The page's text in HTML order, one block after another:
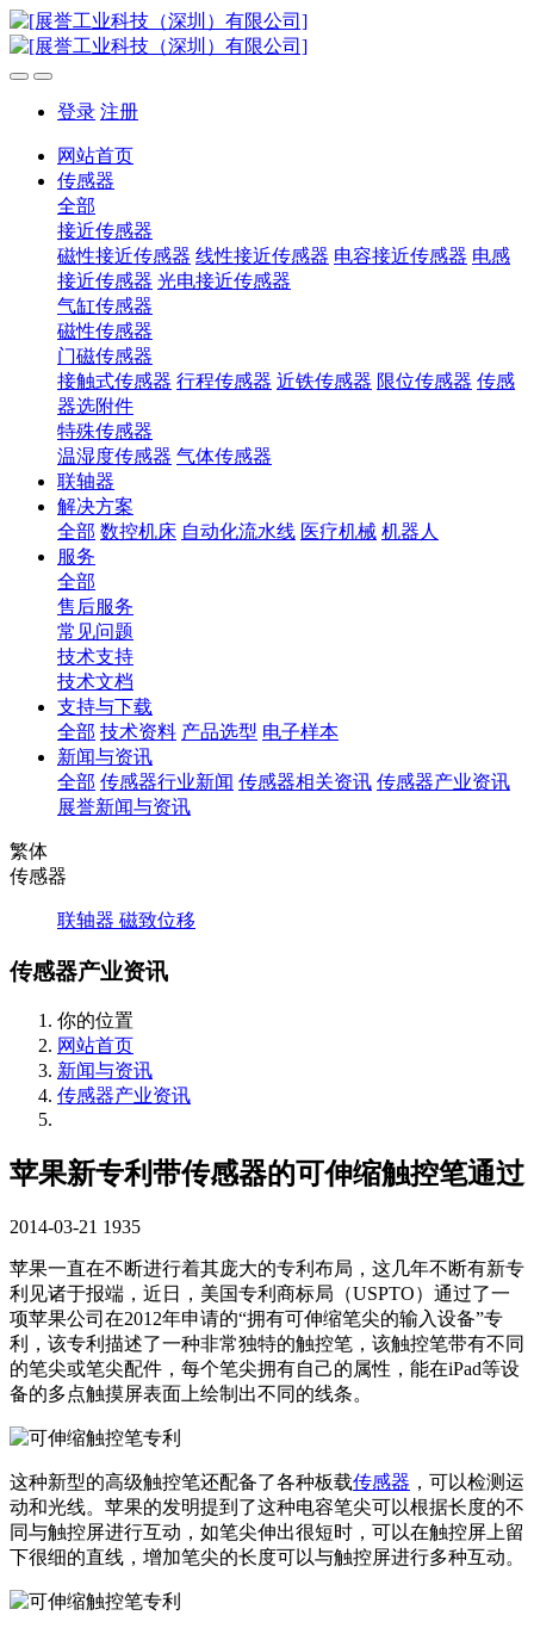
登录 注册
网站首页
传感器
全部
接近传感器
磁性接近传感器 线性接近传感器 电容接近传感器 电感
接近传感器 光电接近传感器
气缸传感器
磁性传感器
门磁传感器
接触式传感器 行程传感器 近铁传感器 限位传感器 传感
器选附件
特殊传感器
温湿度传感器 气体传感器
联轴器
解决方案
全部 数控机床 自动化流水线 医疗机械 机器人
服务
全部
售后服务
常见问题
技术支持
技术文档
支持与下载
全部 技术资料 产品选型 电子样本
新闻与资讯
全部 传感器行业新闻 传感器相关资讯 传感器产业资讯
展誉新闻与资讯
繁体
传感器
联轴器 磁致位移
传感器产业资讯
你的位置
网站首页
新闻与资讯
传感器产业资讯
苹果新专利带传感器的可伸缩触控笔通过
2014-03-21 1935
苹果一直在不断进行着其庞大的专利布局，这几年不断有新专
利见诸于报端，近日，美国专利商标局（USPTO）通过了一
项苹果公司在2012年申请的“拥有可伸缩笔尖的输入设备”专
利，该专利描述了一种非常独特的触控笔，该触控笔带有不同
的笔尖或笔尖配件，每个笔尖拥有自己的属性，能在iPad等设
备的多点触摸屏表面上绘制出不同的线条。
这种新型的高级触控笔还配备了各种板载传感器 ，可以检测运
动和光线。苹果的发明提到了这种电容笔尖可以根据长度的不
同与触控屏进行互动，如笔尖伸出很短时，可以在触控屏上留
下很细的直线，增加笔尖的长度可以与触控屏进行多种互动。